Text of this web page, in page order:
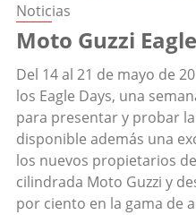
Noticias
Moto Guzzi
Del 14 al 21 de mayo de
los Eagle Days, una
para presentar y probar
disponible además una
los nuevos propietarios
cilindrada Moto Guzzi y
por ciento en la gama de